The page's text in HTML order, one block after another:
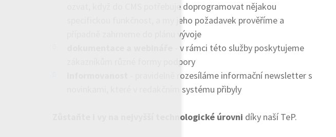
ozvat, když do CMS potřebuje doprogramovat nějakou
specifickou funkčnost, a my jeho požadavek prověříme a
případně zahrneme do plánu vývoje
- v rámci této služby poskytujeme
zákazníkům různé formy podpory
- pravidelně rozesíláme informační newsletter s
novinkami, které v redakčním systému přibyly
Zůstaňte i vy na nejvyšší technologické úrovni díky naší TeP.